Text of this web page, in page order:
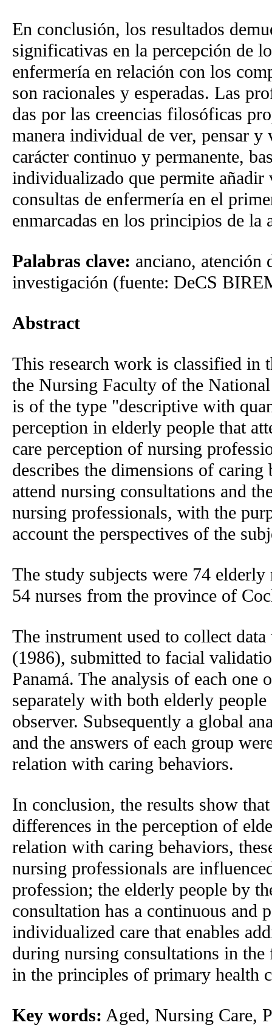
En conclusión, los resultados
significativas en la percepción de
enfermería en relación con los
son racionales y esperadas. Las
das por las creencias filosóficas
manera individual de ver, pensar
carácter continuo y permanente,
individualizado que permite añadir
consultas de enfermería en el
enmarcadas en los principios de la
Palabras clave: anciano, atención
investigación (fuente: DeCS
Abstract
This research work is classified in
the Nursing Faculty of the
is of the type "descriptive with
perception in elderly people that
care perception of nursing
describes the dimensions of
attend nursing consultations and
nursing professionals, with the
account the perspectives of the
The study subjects were 74
54 nurses from the province of
The instrument used to collect
(1986), submitted to facial
Panamá. The analysis of each
separately with both elderly
observer. Subsequently a global
and the answers of each group
relation with caring behaviors.
In conclusion, the results show
differences in the perception of
relation with caring behaviors,
nursing professionals are
profession; the elderly people by
consultation has a continuous and
individualized care that enables
during nursing consultations in
in the principles of primary health
Key words: Aged, Nursing Care,